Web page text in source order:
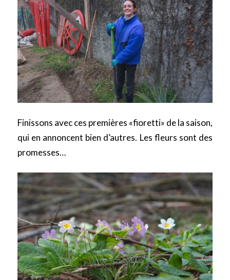
Finissons avec ces premières «fioretti» de la saison,
qui en annoncent bien d’autres. Les fleurs sont des
promesses…